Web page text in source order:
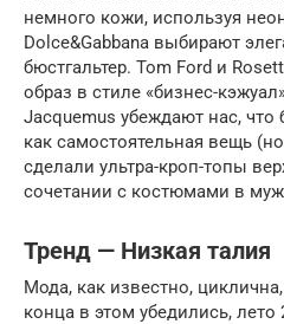
немного кожи, используя
Dolce&Gabbana выбирают
бюстгальтер. Tom Ford и
образ в стиле «бизнес-
Jacquemus убеждают нас, что
как самостоятельная вещь
сделали ультра-кроп-топы
сочетании с костюмами в
Тренд — Низкая талия
Мода, как известно,
конца в этом убедились, лето